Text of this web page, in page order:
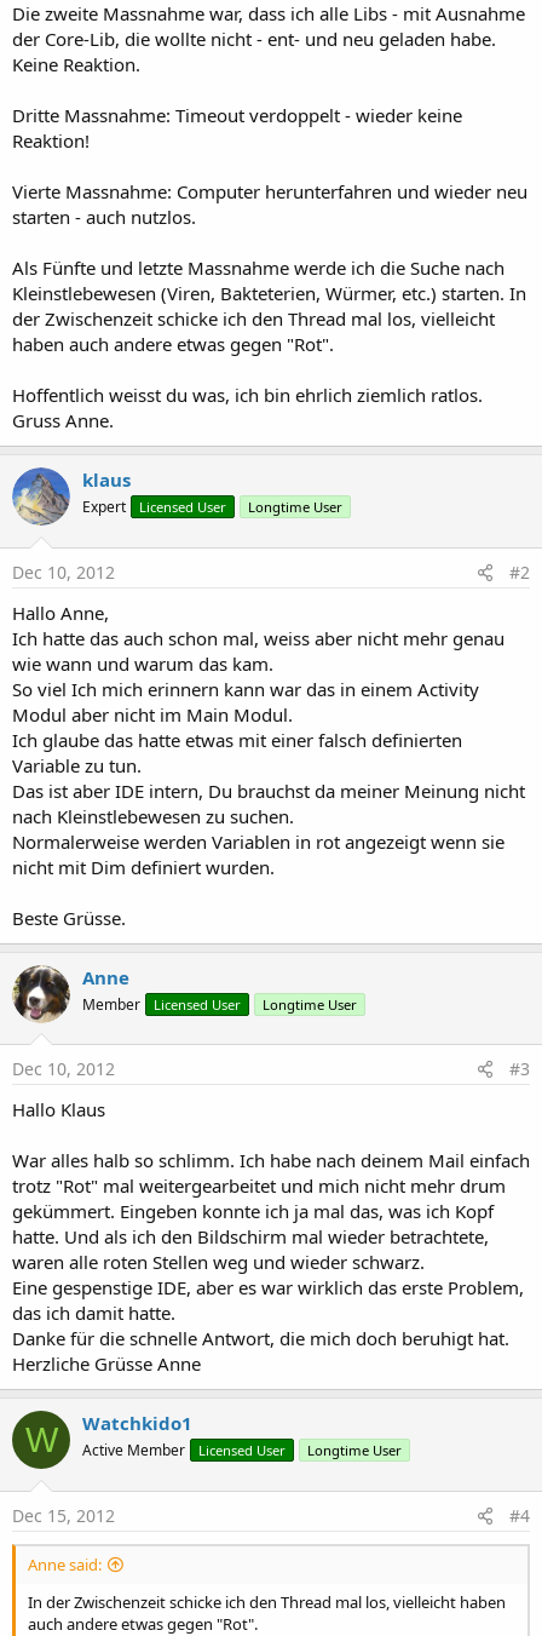
Die zweite Massnahme war, dass ich alle Libs - mit Ausnahme
der Core-Lib, die wollte nicht - ent- und neu geladen habe.
Keine Reaktion.
Dritte Massnahme: Timeout verdoppelt - wieder keine
Reaktion!
Vierte Massnahme: Computer herunterfahren und wieder neu
starten - auch nutzlos.
Als Fünfte und letzte Massnahme werde ich die Suche nach
Kleinstlebewesen (Viren, Bakteterien, Würmer, etc.) starten. In
der Zwischenzeit schicke ich den Thread mal los, vielleicht
haben auch andere etwas gegen "Rot".
Hoffentlich weisst du was, ich bin ehrlich ziemlich ratlos.
Gruss Anne.
klaus
Expert Licensed User Longtime User
Dec 10, 2012 #2
Hallo Anne,
Ich hatte das auch schon mal, weiss aber nicht mehr genau
wie wann und warum das kam.
So viel Ich mich erinnern kann war das in einem Activity
Modul aber nicht im Main Modul.
Ich glaube das hatte etwas mit einer falsch definierten
Variable zu tun.
Das ist aber IDE intern, Du brauchst da meiner Meinung nicht
nach Kleinstlebewesen zu suchen.
Normalerweise werden Variablen in rot angezeigt wenn sie
nicht mit Dim definiert wurden.
Beste Grüsse.
Anne
Member Licensed User Longtime User
Dec 10, 2012 #3
Hallo Klaus
War alles halb so schlimm. Ich habe nach deinem Mail einfach
trotz "Rot" mal weitergearbeitet und mich nicht mehr drum
gekümmert. Eingeben konnte ich ja mal das, was ich Kopf
hatte. Und als ich den Bildschirm mal wieder betrachtete,
waren alle roten Stellen weg und wieder schwarz.
Eine gespenstige IDE, aber es war wirklich das erste Problem,
das ich damit hatte.
Danke für die schnelle Antwort, die mich doch beruhigt hat.
Herzliche Grüsse Anne
W Watchkido1
Active Member Licensed User Longtime User
Dec 15, 2012 #4
Anne said:
In der Zwischenzeit schicke ich den Thread mal los, vielleicht haben
auch andere etwas gegen "Rot".